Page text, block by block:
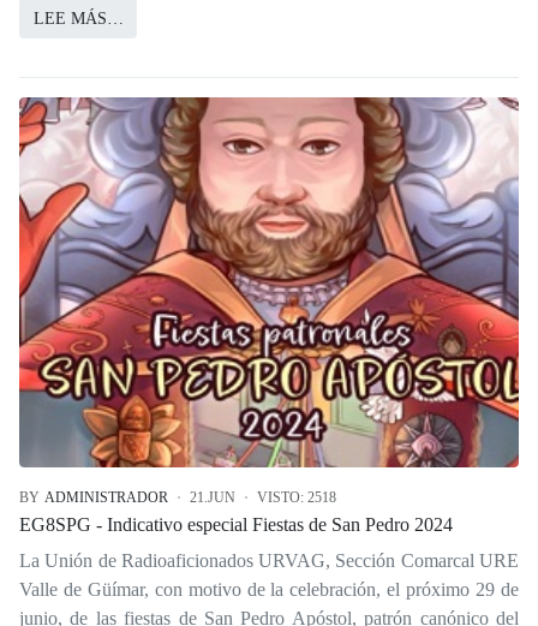
LEE MÁS…
BY ADMINISTRADOR 21.JUN VISTO: 2518
EG8SPG - Indicativo especial Fiestas de San Pedro 2024
La Unión de Radioaficionados URVAG, Sección Comarcal URE
Valle de Güímar, con motivo de la celebración, el próximo 29 de
junio, de las fiestas de San Pedro Apóstol, patrón canónico del